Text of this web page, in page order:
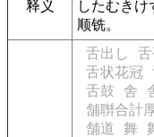
释义
したむきけ
顺铣。
舌出し 舌
舌状花冠
舌鼓
舎
舗聨合計
舗道
舞